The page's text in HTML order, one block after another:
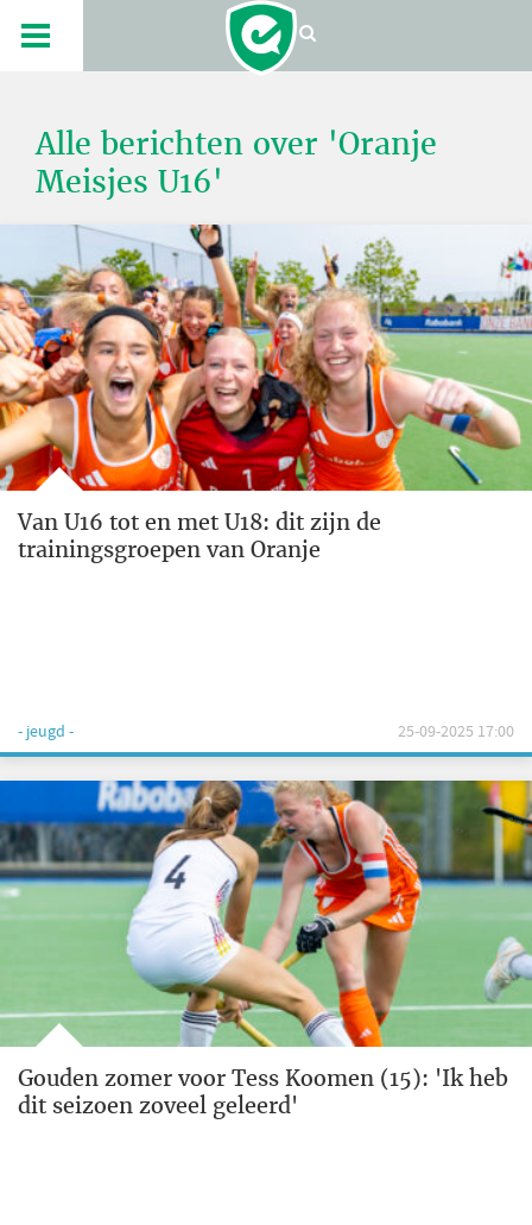
Alle berichten over 'Oranje
Meisjes U16'
Van U16 tot en met U18: dit zijn de
trainingsgroepen van Oranje
- jeugd - 25-09-2025 17:00
Gouden zomer voor Tess Koomen (15): 'Ik heb
dit seizoen zoveel geleerd'